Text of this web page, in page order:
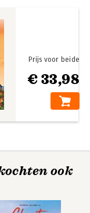
€ 33,98
Prijs voor beide
ook